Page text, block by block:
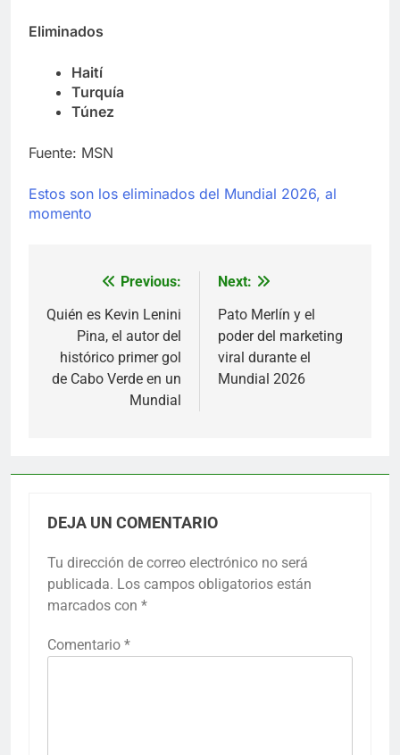
Eliminados
Haití
Turquía
Túnez
Fuente: MSN
Estos son los eliminados del Mundial 2026, al
momento
Navegación
de
entradas
Previous:
Quién es Kevin Lenini
Pina, el autor del
histórico primer gol
de Cabo Verde en un
Mundial
Next:
Pato Merlín y el
poder del marketing
viral durante el
Mundial 2026
DEJA UN COMENTARIO
Tu dirección de correo electrónico no será
publicada. Los campos obligatorios están
marcados con *
Comentario *